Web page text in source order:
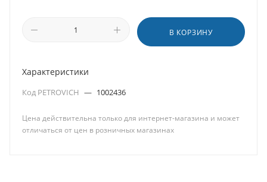
В КОРЗИНУ
Характеристики
Код PETROVICH — 1002436
Цена действительна только для интернет-магазина и может
отличаться от цен в розничных магазинах